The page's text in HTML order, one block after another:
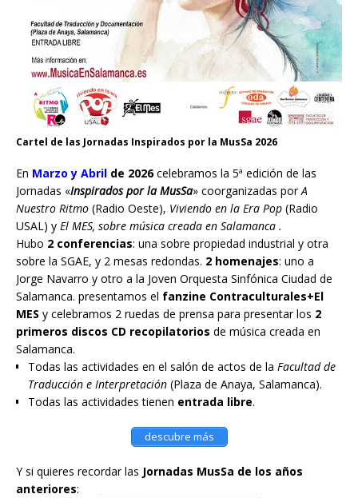
Cartel de las Jornadas Inspirados por la MusSa 2026
En Marzo y Abril de 2026celebramos la 5ª edición de las
Jornadas «Inspirados por la MusSa» coorganizadas porA
Nuestro Ritmo (Radio Oeste), Viviendo en la Era Pop (Radio
USAL) y El MES, sobre música creada en Salamanca .
Hubo 2 conferencias: una sobre propiedad industrial y otra
sobre la SGAE, y 2 mesas redondas. 2 homenajes: uno a
Jorge Navarro y otro a la Joven Orquesta Sinfónica Ciudad de
Salamanca. presentamos el fanzine Contraculturales+El
MES y celebramos 2 ruedas de prensa para presentar los 2
primeros discos CD recopilatorios de música creada en
Salamanca.
Todas las actividades en el salón de actos de la Facultad de
Traducción e Interpretación (Plaza de Anaya, Salamanca).
Todas las actividades tienen entrada libre.
descubre más
Y si quieres recordar las Jornadas MusSa de los años
anteriores: